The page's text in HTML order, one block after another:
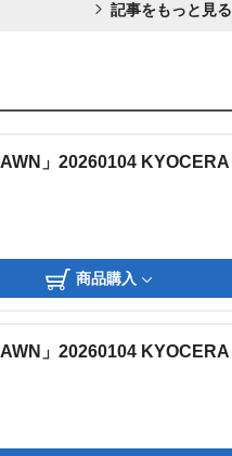
記事をもっと見る
」20260104 KYOCERA
商品購入
」20260104 KYOCERA